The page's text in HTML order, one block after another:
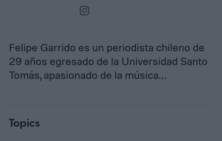
Felipe Garrido es un periodista chileno de
29 años egresado de la Universidad Santo
Tomás, apasionado de la música…
Topics